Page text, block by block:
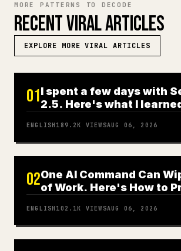
MORE PATTERNS TO DECODE
RECENT VIRAL ARTICLES
EXPLORE MORE VIRAL ARTICLES
01I spent a few days with
2.5. Here's what I
ENGLISH 189.2K VIEWSAUG 06, 2026
02One AI Command Can
of Work. Here's How to
ENGLISH 102.1K VIEWSAUG 06, 2026